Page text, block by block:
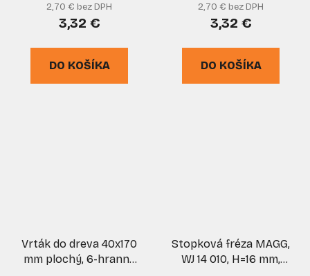
2,70 € bez DPH
3,32 €
DO KOŠÍKA
2,70 € bez DPH
3,32 €
DO KOŠÍKA
Vrták do dreva 40x170
mm plochý, 6-hranná
Stopková fréza MAGG,
WJ 14 010, H=16 mm,